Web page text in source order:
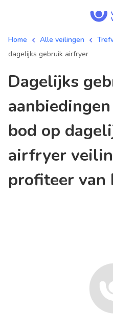
Home Alle veilingen
dagelijks gebruik airfryer
dagelijks gebruik airfryer /
bod op
airfryer
profiteer van